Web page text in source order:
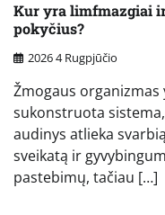
Kur yra limfmazgiai
pokyčius?
2026 4 Rugpjūčio
Žmogaus
sukonstruota
audinys atlieka
sveikatą ir
pastebimų, tačiau […]